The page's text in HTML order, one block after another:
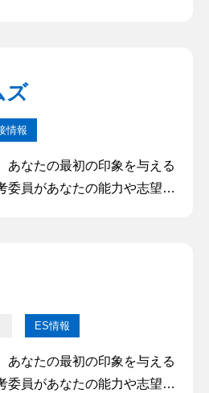
れたエントリーシートを書く
について解説していきます
ズ
情報
あなたの最初の印象を与える
委員があなたの能力や志望動
れたエントリーシートを書く
点について解説していきます
ES情報
あなたの最初の印象を与える
委員があなたの能力や志望動